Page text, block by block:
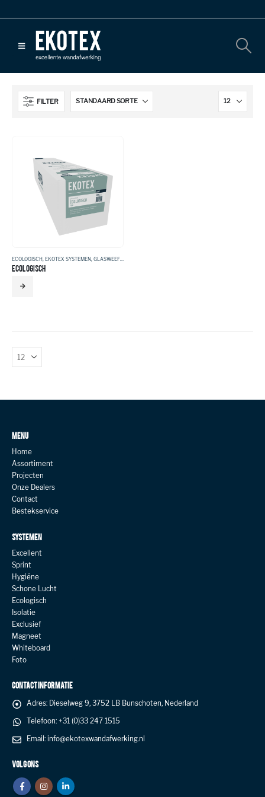
FILTER
ECOLOGISCH EKOTEX SYSTEMEN GLASWEEFSEL
ECOLOGISCH
MENU
Home
Assortiment
Projecten
Onze Dealers
Contact
Bestekservice
SYSTEMEN
Excellent
Sprint
Hygiëne
Schone Lucht
Ecologisch
Isolatie
Exclusief
Magneet
Whiteboard
Foto
CONTACT INFORMATIE
Adres: Dieselweg 9, 3752 LB Bunschoten, Nederland
Telefoon: +31 (0)33 247 1515
Email: info@ekotexwandafwerking.nl
VOLG ONS